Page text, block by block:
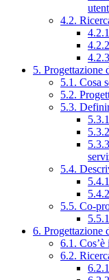
4.2.
5. Progettazione
5.1. Cosa
5.2.
5.3.
5.4.
5.5. Co-
6. Progettazione
6.1.
6.2.